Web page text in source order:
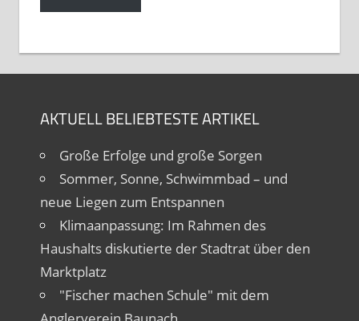
AKTUELL BELIEBTESTE ARTIKEL
Große Erfolge und große Sorgen
Sommer, Sonne, Schwimmbad – und
neue Liegen zum Entspannen
Klimaanpassung: Im Rahmen des
Haushalts diskutierte der Stadtrat über den
Marktplatz
"Fischer machen Schule" mit dem